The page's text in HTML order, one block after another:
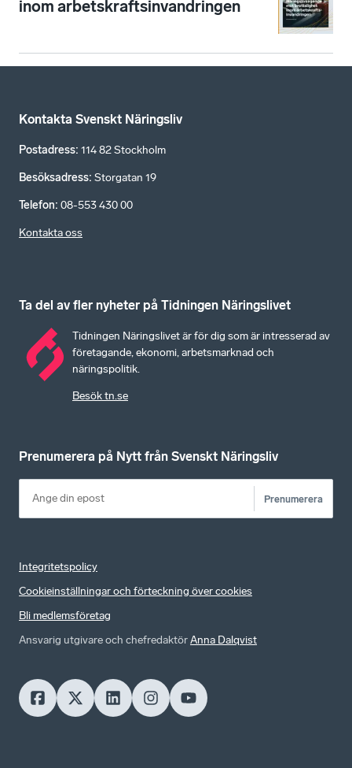
inom arbetskraftsinvandringen
Kontakta Svenskt Näringsliv
Postadress: 114 82 Stockholm
Besöksadress: Storgatan 19
Telefon: 08-553 430 00
Kontakta oss
Ta del av fler nyheter på Tidningen Näringslivet
Tidningen Näringslivet är för dig som är intresserad av
företagande, ekonomi, arbetsmarknad och
näringspolitik.
Besök tn.se
Prenumerera på Nytt från Svenskt Näringsliv
Prenumerera
Integritetspolicy
Cookieinställningar och förteckning över cookies
Bli medlemsföretag
Ansvarig utgivare och chefredaktörAnna Dalqvist